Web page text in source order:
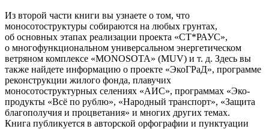
Из второй части книги вы узнаете о том, что
моносотоструктуры собираются на любых грунтах,
об основных этапах реализации проекта «СТ*РАУС»,
о многофункциональном универсальном энергетическом
ветряном комплексе «MONOSOTA» (MUV) и т. д. Здесь вы
также найдете информацию о проекте «ЭкоГРаД», программе
реконструкции жилого фонда, плавучих
моносотоструктурных селениях «АИС», программах «Эко-
продукты «Всё по рублю», «Народный транспорт», «Защита
благополучия и процветания» и многих других темах.
Книга публикуется в авторской орфографии и пунктуации